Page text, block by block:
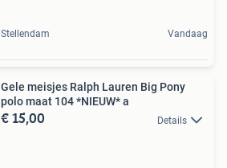
Stellendam Vandaag
Gele meisjes Ralph Lauren Big Pony
polo maat 104 *NIEUW* a
€ 15,00 Details